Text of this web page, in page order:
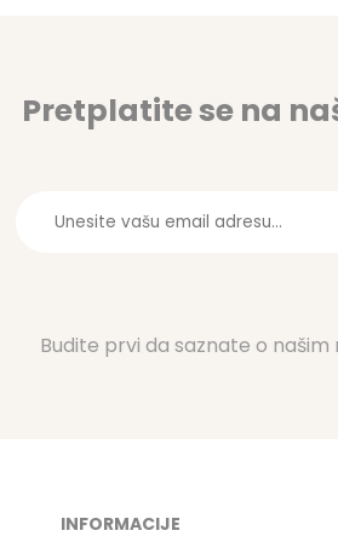
Pretplatite se na
Budite prvi da saznate o
INFORMACIJE